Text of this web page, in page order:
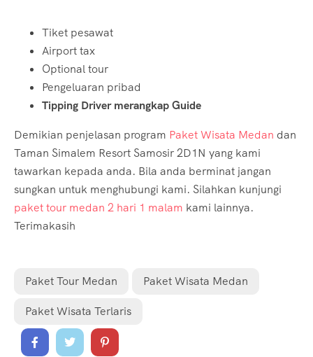
Tiket pesawat
Airport tax
Optional tour
Pengeluaran pribad
Tipping Driver merangkap Guide
Demikian penjelasan program Paket Wisata Medan dan
Taman Simalem Resort Samosir 2D1N yang kami
tawarkan kepada anda. Bila anda berminat jangan
sungkan untuk menghubungi kami. Silahkan kunjungi
paket tour medan 2 hari 1 malam kami lainnya.
Terimakasih
Paket Tour Medan Paket Wisata Medan
Paket Wisata Terlaris